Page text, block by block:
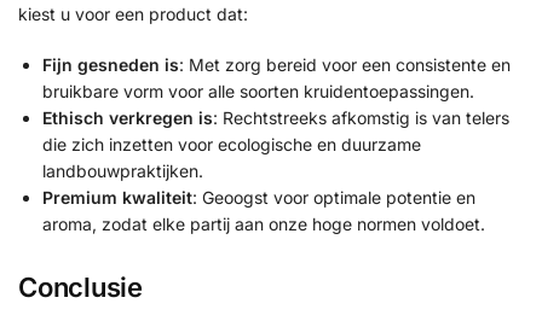
kiest u voor een product dat:
Fijn gesneden is: Met zorg bereid voor een consistente en
bruikbare vorm voor alle soorten kruidentoepassingen.
Ethisch verkregen is: Rechtstreeks afkomstig is van telers
die zich inzetten voor ecologische en duurzame
landbouwpraktijken.
Premium kwaliteit: Geoogst voor optimale potentie en
aroma, zodat elke partij aan onze hoge normen voldoet.
Conclusie